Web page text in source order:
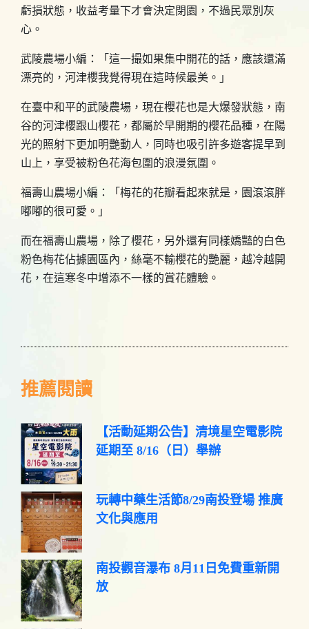
虧損狀態，收益考量下才會決定閉園，不過民眾別灰
心。
武陵農場小編：「這一撮如果集中開花的話，應該還滿
漂亮的，河津櫻我覺得現在這時候最美。」
在臺中和平的武陵農場，現在櫻花也是大爆發狀態，南
谷的河津櫻跟山櫻花，都屬於早開期的櫻花品種，在陽
光的照射下更加明艷動人，同時也吸引許多遊客提早到
山上，享受被粉色花海包圍的浪漫氛圍。
福壽山農場小編：「梅花的花瓣看起來就是，園滾滾胖
嘟嘟的很可愛。」
而在福壽山農場，除了櫻花，另外還有同樣嬌豔的白色
粉色梅花佔據園區內，絲毫不輸櫻花的艷麗，越冷越開
花，在這寒冬中增添不一樣的賞花體驗。
推薦閱讀
【活動延期公告】清境星空電影院
延期至 8/16（日）舉辦
玩轉中藥生活節8/29南投登場 推廣
文化與應用
南投觀音瀑布 8月11日免費重新開
放